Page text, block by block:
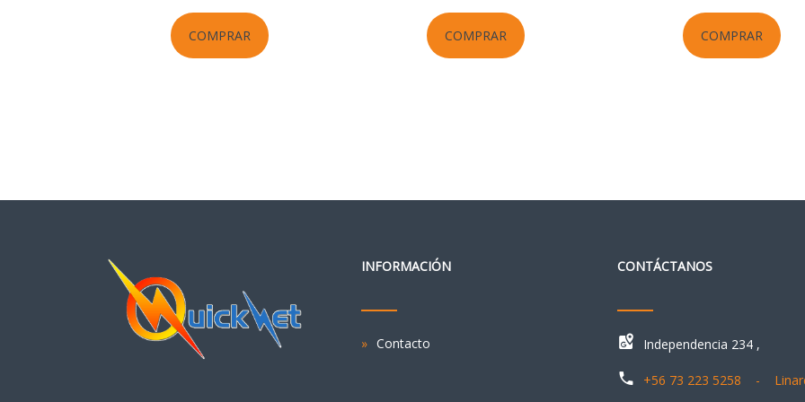
COMPRAR COMPRAR COMPRAR
INFORMACIÓN
Contacto
CONTÁCTANOS
Independencia 234 ,
+56 73 223 5258 -